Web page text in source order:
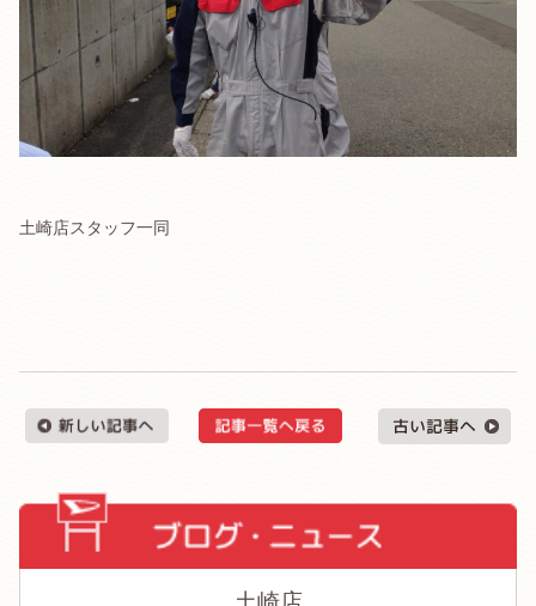
土崎店スタッフ一同